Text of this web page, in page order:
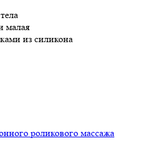
малая
из силикона